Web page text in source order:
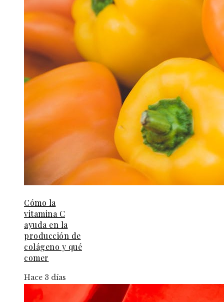
Cómo la
vitamina C
ayuda en la
producción de
colágeno y qué
comer
Hace 3 días